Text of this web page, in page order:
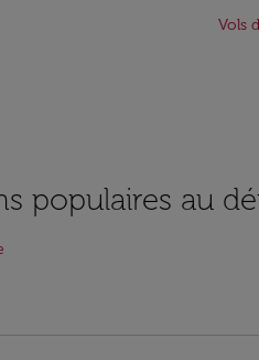
Vols
populaires au